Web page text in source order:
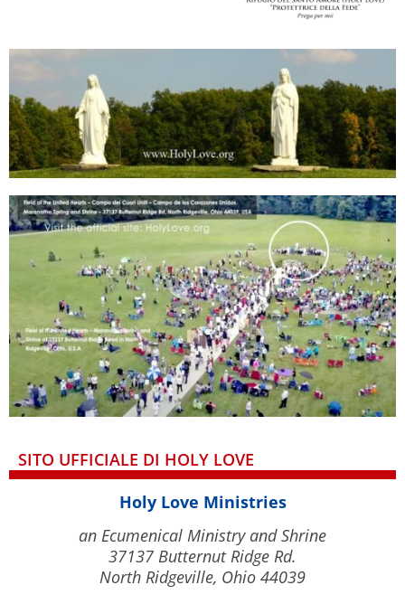
SITO UFFICIALE DI HOLY LOVE
Holy Love Ministries
an Ecumenical Ministry and Shrine
37137 Butternut Ridge Rd.
North Ridgeville, Ohio 44039